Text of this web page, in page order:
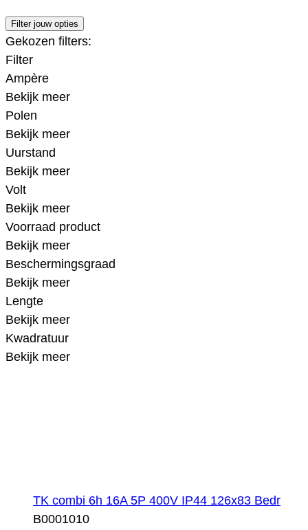
Filter jouw opties
Gekozen filters:
Filter
Ampère
Bekijk meer
Polen
Bekijk meer
Uurstand
Bekijk meer
Volt
Bekijk meer
Voorraad product
Bekijk meer
Beschermingsgraad
Bekijk meer
Lengte
Bekijk meer
Kwadratuur
Bekijk meer
TK combi 6h 16A 5P 400V IP44 126x83 Bedr
B0001010